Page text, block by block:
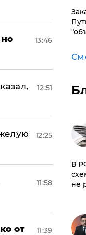
13:46
12:51
12:25
11:58
от 11:39
​В
не